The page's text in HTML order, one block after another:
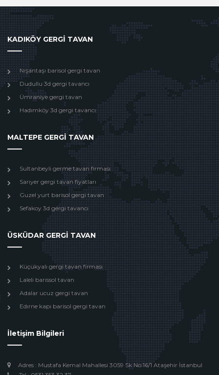
KADIKÖY GERGİ TAVAN
Nişantaşı barisol gergi tavan
Dudullu 3d gergi tavancı
Ümraniye gergi tavan
Hadımköy 3d gergi tavancı
MALTEPE GERGİ TAVAN
Sultanbeyli germe tavan firması
Sarıyer gergi tavan fiyatları
Guzel yurt barisol gergi tavan
Sefakoy 3d gergi tavancı
ÜSKÜDAR GERGİ TAVAN
Küçükyalı gergi tavan firması
Laleli barissol tavan
Adalar ucuz gergi tavan
Edırne kapı barisol gergi tavan
İletişim Bilgileri
Adres : Mustafa Kemal Mahallesi 3059 Sk No:16/1 Ataşehir İstanbul